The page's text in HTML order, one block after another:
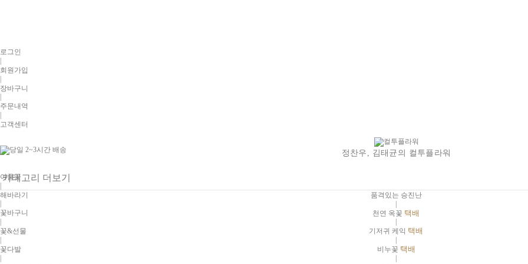
로그인
|
회원가입
|
장바구니
주문내역
고객센터
정찬우, 김태균의 컬투플라워
카테고리 더보기
품격있는 승진난
|
천연 옥꽃 택배
기저귀 케익 택배
비누꽃 택배
|
여름꽃
|
해바라기
꽃바구니
꽃&선물
|
꽃다발
|